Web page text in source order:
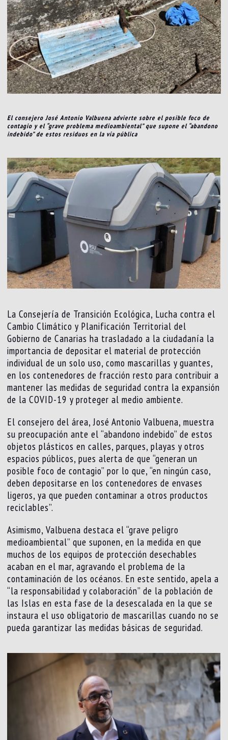
El consejero José Antonio Valbuena advierte sobre el posible foco de
contagio y el “grave problema medioambiental” que supone el “abandono
indebido” de estos residuos en la vía pública
La Consejería de Transición Ecológica, Lucha contra el
Cambio Climático y Planificación Territorial del
Gobierno de Canarias ha trasladado a la ciudadanía la
importancia de depositar el material de protección
individual de un solo uso, como mascarillas y guantes,
en los contenedores de fracción resto para contribuir a
mantener las medidas de seguridad contra la expansión
de la COVID-19 y proteger al medio ambiente.
El consejero del área, José Antonio Valbuena, muestra
su preocupación ante el “abandono indebido” de estos
objetos plásticos en calles, parques, playas y otros
espacios públicos, pues alerta de que “generan un
posible foco de contagio” por lo que, “en ningún caso,
deben depositarse en los contenedores de envases
ligeros, ya que pueden contaminar a otros productos
reciclables”.
Asimismo, Valbuena destaca el “grave peligro
medioambiental” que suponen, en la medida en que
muchos de los equipos de protección desechables
acaban en el mar, agravando el problema de la
contaminación de los océanos. En este sentido, apela a
“la responsabilidad y colaboración” de la población de
las Islas en esta fase de la desescalada en la que se
instaura el uso obligatorio de mascarillas cuando no se
pueda garantizar las medidas básicas de seguridad.